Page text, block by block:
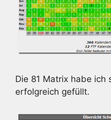
Die 81 Matrix habe ich
erfolgreich gefüllt.